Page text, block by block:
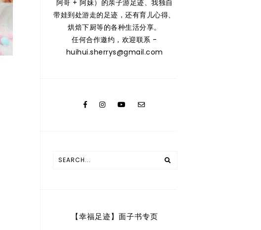
阿哥 + 阿妹）的亲子游足迹、我独自
带娃到处游走的足迹，还有育儿心得、
烘焙下厨等的各种生活分享。
任何合作邀约，欢迎联系 -
huihui.sherrys@gmail.com
【幸福足迹】面子书专页